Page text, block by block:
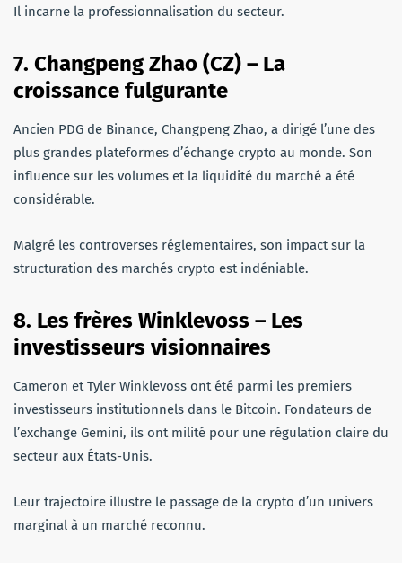
Il incarne la professionnalisation du secteur.
7. Changpeng Zhao (CZ) – La
croissance fulgurante
Ancien PDG de Binance, Changpeng Zhao, a dirigé l’une des
plus grandes plateformes d’échange crypto au monde. Son
influence sur les volumes et la liquidité du marché a été
considérable.
Malgré les controverses réglementaires, son impact sur la
structuration des marchés crypto est indéniable.
8. Les frères Winklevoss – Les
investisseurs visionnaires
Cameron et Tyler Winklevoss ont été parmi les premiers
investisseurs institutionnels dans le Bitcoin. Fondateurs de
l’exchange Gemini, ils ont milité pour une régulation claire du
secteur aux États-Unis.
Leur trajectoire illustre le passage de la crypto d’un univers
marginal à un marché reconnu.